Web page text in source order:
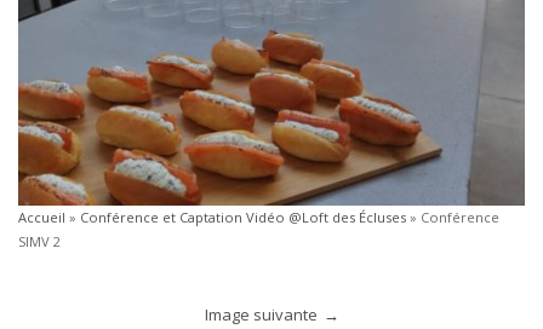
Accueil » Conférence et Captation Vidéo @Loft des Écluses » Conférence
SIMV 2
Image suivante